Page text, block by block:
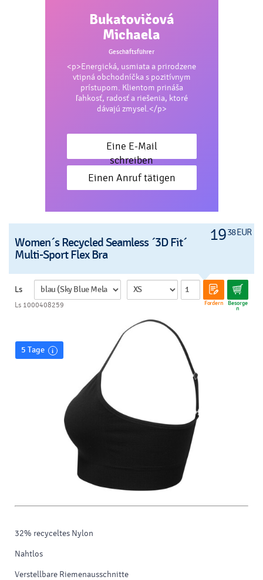
Bukatovičová
Michaela
Geschäftsführer
<p>Energická, usmiata a prirodzene
vtipná obchodníčka s pozitívnym
prístupom. Klientom prináša
ľahkosť, radosť a riešenia, ktoré
dávajú zmysel.</p>
Eine E-Mail
schreiben
Einen Anruf tätigen
1938 EUR
Women´s Recycled Seamless ´3D Fit´
Multi-Sport Flex Bra
Ls
Fordern Besorge
n
Ls 1000408259
5 Tage
32% recyceltes Nylon
Nahtlos
Verstellbare Riemenausschnitte